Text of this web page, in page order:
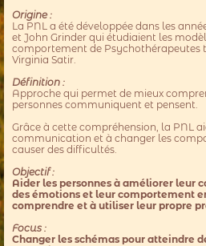
Origine :
La PNL a été développée dans les
et John Grinder qui étudiaient les
comportement de Psychothérapeutes
Virginia Satir.
Définition :
Approche qui permet de mieux
personnes communiquent et pensent.
Grâce à cette compréhension, la PNL
communication et à changer les
causer des difficultés.
Objectif :
Aider les personnes à améliorer leur
des émotions et leur comportement
comprendre et à utiliser leur propre
Focus :
Changer les schémas pour atteindre